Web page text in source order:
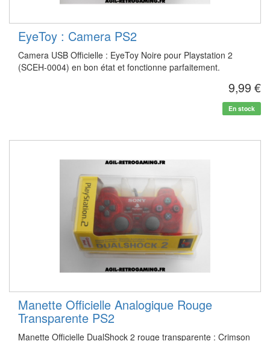
EyeToy : Camera PS2
Camera USB Officielle : EyeToy Noire pour Playstation 2
(SCEH-0004) en bon état et fonctionne parfaitement.
9,99 €
En stock
Manette Officielle Analogique Rouge
Transparente PS2
Manette Officielle DualShock 2 rouge transparente : Crimson